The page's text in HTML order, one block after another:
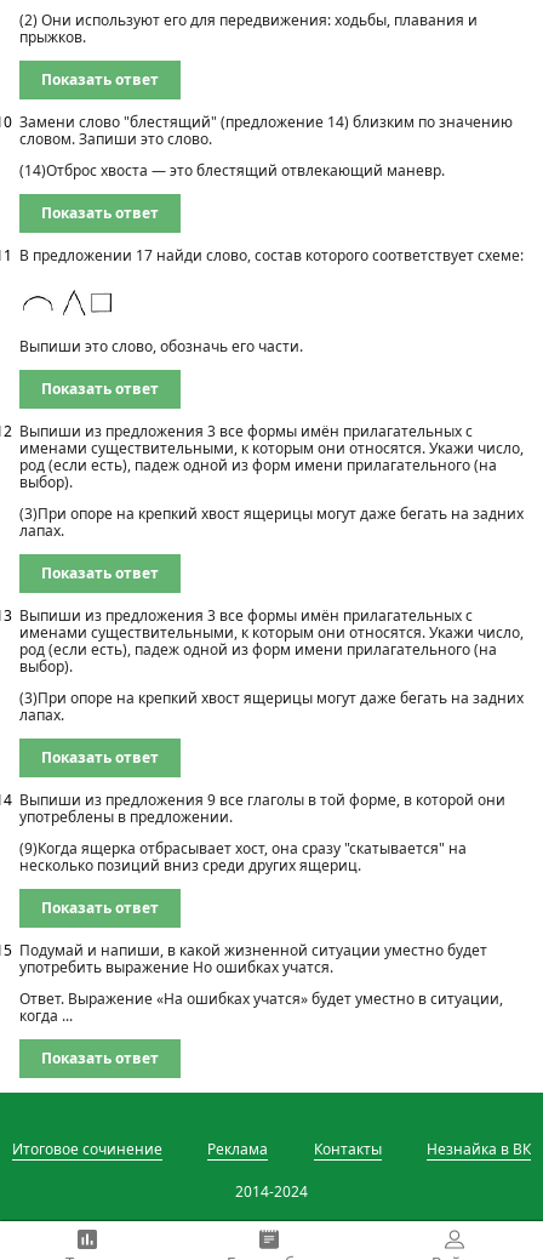
(2) Они используют его для передвижения: ходьбы, плавания и
прыжков.
Показать ответ
Замени слово "блестящий" (предложение 14) близким по значению
словом. Запиши это слово.
(14)Отброс хвоста — это блестящий отвлекающий маневр.
Показать ответ
В предложении 17 найди слово, состав которого соответствует схеме:
Выпиши это слово, обозначь его части.
Показать ответ
Выпиши из предложения 3 все формы имён прилагательных с
именами существительными, к которым они относятся. Укажи число,
род (если есть), падеж одной из форм имени прилагательного (на
выбор).
(3)При опоре на крепкий хвост ящерицы могут даже бегать на задних
лапах.
Показать ответ
Выпиши из предложения 3 все формы имён прилагательных с
именами существительными, к которым они относятся. Укажи число,
род (если есть), падеж одной из форм имени прилагательного (на
выбор).
(3)При опоре на крепкий хвост ящерицы могут даже бегать на задних
лапах.
Показать ответ
Выпиши из предложения 9 все глаголы в той форме, в которой они
употреблены в предложении.
(9)Когда ящерка отбрасывает хост, она сразу "скатывается" на
несколько позиций вниз среди других ящериц.
Показать ответ
Подумай и напиши, в какой жизненной ситуации уместно будет
употребить выражение Но ошибках учатся.
Ответ. Выражение «На ошибках учатся» будет уместно в ситуации,
когда ...
Показать ответ
Итоговое сочинение Реклама Контакты Незнайка в ВК
2014-2024